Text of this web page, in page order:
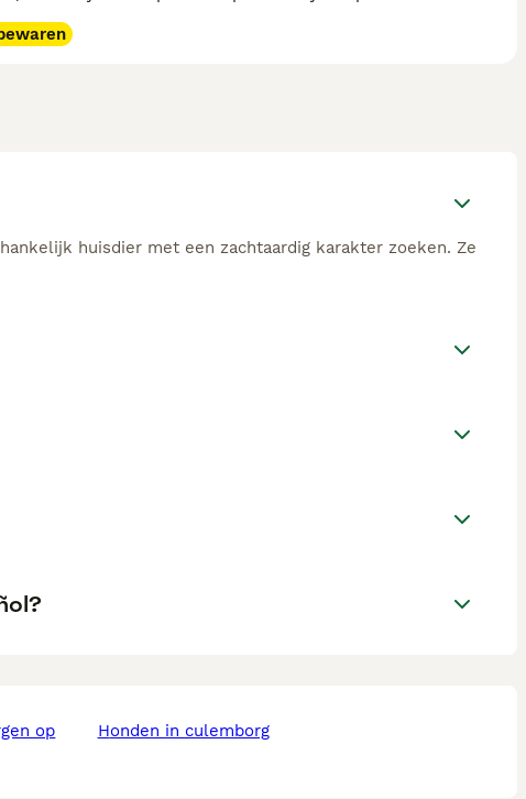
huisdier met een zachtaardig karakter zoeken. Ze
honden in culemborg